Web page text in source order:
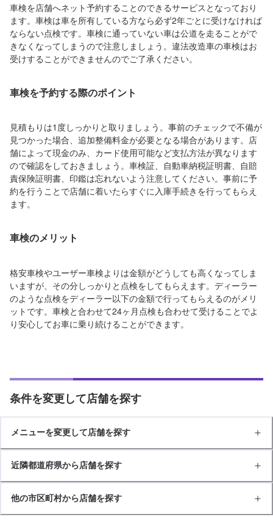
車検を店舗へネット予約することのできるサービスとなっており
ます。車検は車を所有している方なら必ず2年ごとに受けなければ
ならない点検です。車検に通っていない車は公道を走ることがで
きなくなってしまうので注意しましょう。違法改造車の車検はお
受けすることができませんのでご了承ください。
車検を予約する際のポイント
見積もりは1度しっかりと取りましょう。事前のチェックで不備が
見つかった場合、追加整備料金が必要となる場合があります。店
舗によって現金のみ、カード使用可能など支払方法が異なります
ので確認をしておきましょう。車検証、自動車納税証明書、自賠
責保険証明書、印鑑は忘れないよう注意してください。事前に予
約を行うことで店舗に着いたらすぐに入庫手続きを行ってもらえ
ます。
車検のメリット
格安車検やユーザー車検よりは金額がどうしても高くなってしま
いますが、その分しっかりと点検をしてもらえます。ディーラー
のような点検をディーラー以下の金額で行ってもらえるのがメリ
ットです。車検と合わせて24ヶ月点検も合わせて受けることでよ
り安心してお車に乗り続けることができます。
条件を変更して店舗を探す
メニューを変更して店舗を探す
近隣都道府県から店舗を探す
他の市区町村から店舗を探す